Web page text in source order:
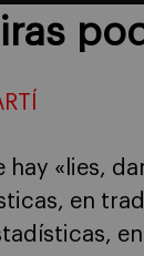
hay «lies,
en